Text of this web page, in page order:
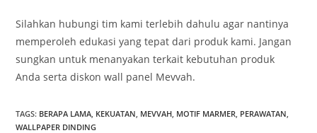
Silahkan hubungi tim kami terlebih dahulu agar nantinya
memperoleh edukasi yang tepat dari produk kami. Jangan
sungkan untuk menanyakan terkait kebutuhan produk
Anda serta diskon wall panel Mevvah.
TAGS: BERAPA LAMA KEKUATAN MEVVAH MOTIF MARMER PERAWATAN
WALLPAPER DINDING